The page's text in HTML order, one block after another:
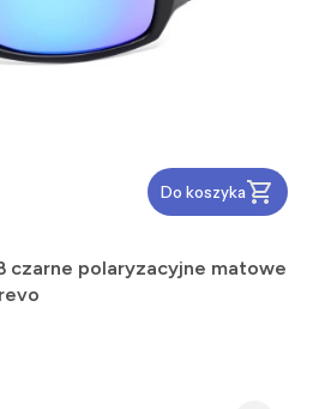
Do koszyka
czarne polaryzacyjne matowe